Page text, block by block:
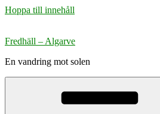
Hoppa till innehåll
Fredhäll – Algarve
En vandring mot solen